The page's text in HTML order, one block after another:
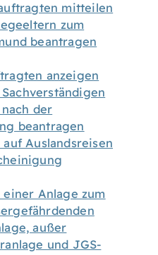
mitteilen
zum
beantragen
anzeigen
der
beantragen
Auslandsreisen
Anlage zum
außer
und JGS-